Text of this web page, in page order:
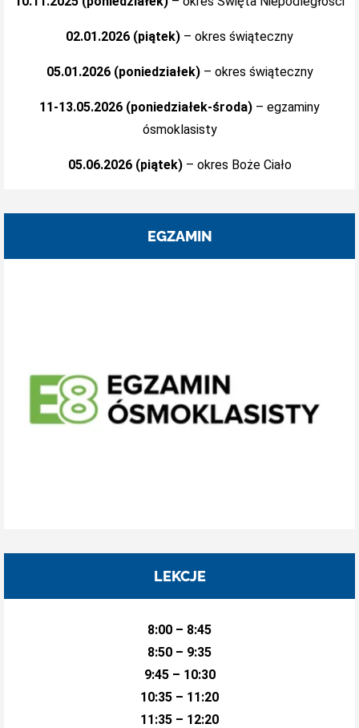
02.01.2026 (piątek) – okres świąteczny
05.01.2026 (poniedziałek)– okres świąteczny
11-13.05.2026 (poniedziałek-środa) – egzaminy
ósmoklasisty
05.06.2026 (piątek)– okres Boże Ciało
EGZAMIN
LEKCJE
8:00 – 8:45
8:50 – 9:35
9:45 – 10:30
10:35 – 11:20
11:35 – 12:20